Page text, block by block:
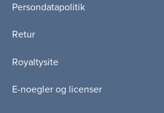
Persondatapolitik
Retur
Royaltysite
E-noegler og licenser